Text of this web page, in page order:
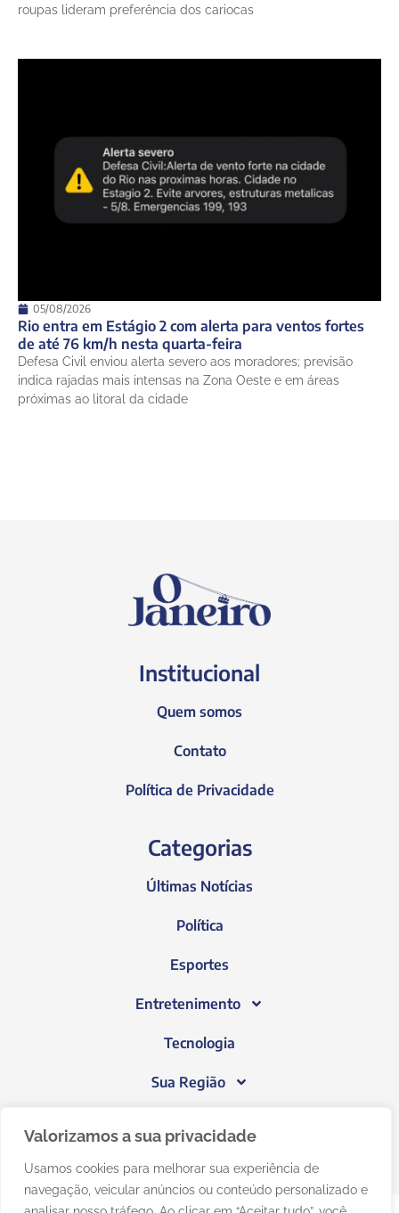
Valorizamos a sua privacidade
Usamos cookies para melhorar sua experiência de
navegação, veicular anúncios ou conteúdo personalizado e
roupas lideram preferência dos cariocas
05/08/2026
Rio entra em Estágio 2 com alerta para ventos fortes
de até 76 km/h nesta quarta-feira
Defesa Civil enviou alerta severo aos moradores; previsão
indica rajadas mais intensas na Zona Oeste e em áreas
próximas ao litoral da cidade
Institucional
Quem somos
Contato
Política de Privacidade
Categorias
Últimas Notícias
Política
Esportes
Entretenimento
Tecnologia
Sua Região